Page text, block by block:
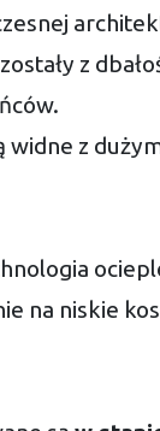
z
widne z
na niskie